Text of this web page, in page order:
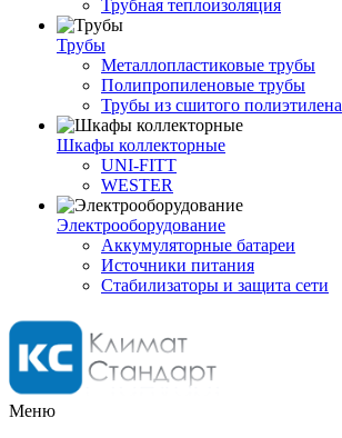
Трубная теплоизоляция
Трубы
Металлопластиковые трубы
Полипропиленовые трубы
Трубы из сшитого полиэтилена
Шкафы коллекторные
UNI-FITT
WESTER
Электрооборудование
Аккумуляторные батареи
Источники питания
Стабилизаторы и защита сети
Меню